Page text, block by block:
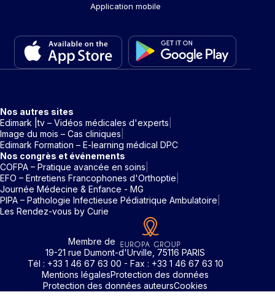
Application mobile
Nos autres sites
Edimark |tv – Vidéos médicales d'experts
Image du mois – Cas cliniques
Edimark Formation – E-learning médical DPC
Nos congrès et événements
COFPA – Pratique avancée en soins
EFO – Entretiens Francophones d'Orthoptie
Journée Médecine & Enfance - MG
PIPA – Pathologie Infectieuse Pédiatrique Ambulatoire
Les Rendez-vous by Curie
Membre de
19-21 rue Dumont-d'Urville, 75116 PARIS
Tél : +33 1 46 67 63 00 - Fax : +33 1 46 67 63 10
Mentions légalesProtection des données
Protection des données auteursCookies